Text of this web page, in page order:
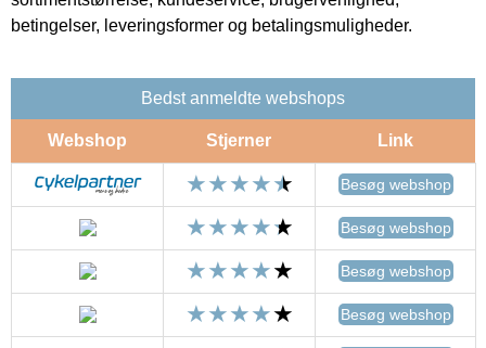
betingelser, leveringsformer og betalingsmuligheder.
Bedst anmeldte webshops
Webshop Stjerner Link
Besøg webshop
Besøg webshop
Besøg webshop
Besøg webshop